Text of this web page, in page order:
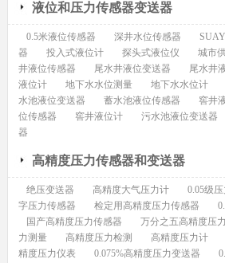
液位和压力传感器变送器
0.5米液位传感器 深井水位传感器
器
投入式液位计 探头式液位仪 城市
井液位传感器
尾水井液位变送器 尾水井
液位计
地下水水位测量 地下水水位计
水池液位变送器
蓄水池液位传感器 窖井
位传感器
窖井液位计 污水池液位变送器
器
高精度压力传感器和变送器
绝压变送器 高精度大气压力计 0.05级
字压力传感器
检定用高精度压力传感器
国产高精度压力传感器
万分之五高精度压
力测量
高精度压力检测 高精度压力计
精度压力仪表
0.075%高精度压力变送器